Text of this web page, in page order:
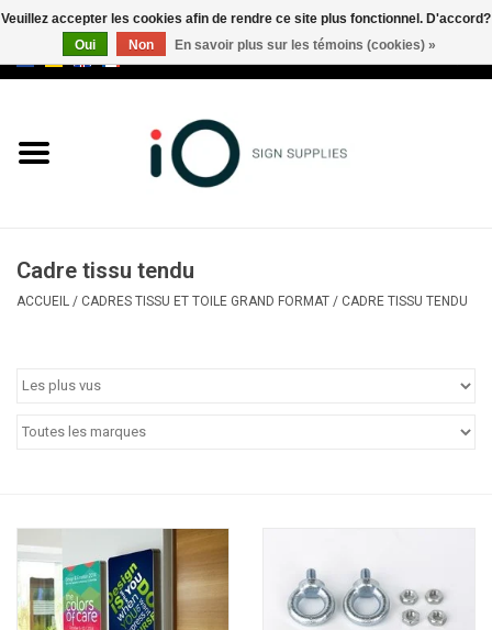
Marques
Cadre tissu tendu
ACCUEIL / CADRES TISSU ET TOILE GRAND FORMAT / CADRE TISSU TENDU
Veuillez accepter les cookies afin de rendre ce site plus fonctionnel. D'accord?
Oui
Non En savoir plus sur les témoins (cookies) »